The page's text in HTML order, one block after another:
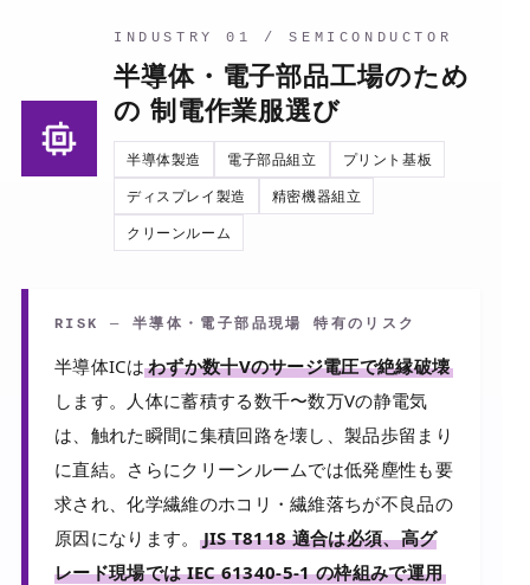
INDUSTRY 01 / SEMICONDUCTOR
半導体・電子部品工場のため
の 制電作業服選び
半導体製造 電子部品組立
プリント基板
ディスプレイ製造
精密機器組立
クリーンルーム
RISK ─ 半導体・電子部品現場 特有のリスク
半導体ICはわずか数十Vのサージ電圧で絶縁破壊
します。人体に蓄積する数千〜数万Vの静電気
は、触れた瞬間に集積回路を壊し、製品歩留まり
に直結。さらにクリーンルームでは低発塵性も要
求され、化学繊維のホコリ・繊維落ちが不良品の
原因になります。
JIS T8118 適合は必須、高グ
レード現場では IEC 61340-5-1 の枠組みで運用